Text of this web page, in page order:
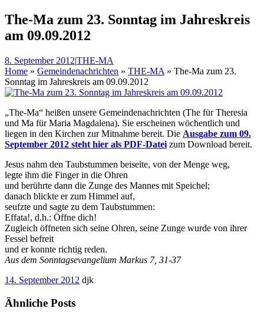
The-Ma zum 23. Sonntag im Jahreskreis
am 09.09.2012
8. September 2012|THE-MA
Home » Gemeindenachrichten » THE-MA » The-Ma zum 23.
Sonntag im Jahreskreis am 09.09.2012
„The-Ma“ heißen unsere Gemeindenachrichten (The für Theresia
und Ma für Maria Magdalena). Sie erscheinen wöchentlich und
liegen in den Kirchen zur Mitnahme bereit. Die Ausgabe zum 09.
September 2012 steht hier als PDF-Datei zum Download bereit.
Jesus nahm den Taubstummen beiseite, von der Menge weg,
legte ihm die Finger in die Ohren
und berührte dann die Zunge des Mannes mit Speichel;
danach blickte er zum Himmel auf,
seufzte und sagte zu dem Taubstummen:
Effata!, d.h.: Öffne dich!
Zugleich öffneten sich seine Ohren, seine Zunge wurde von ihrer
Fessel befreit
und er konnte richtig reden.
Aus dem Sonntagsevangelium Markus 7, 31-37
14. September 2012 djk
Ähnliche Posts